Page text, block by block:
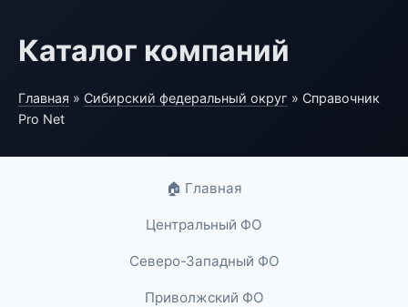
Каталог компаний
Главная » Сибирский федеральный округ » Справочник
Pro Net
🏠 Главная
Центральный ФО
Северо-Западный ФО
Приволжский ФО